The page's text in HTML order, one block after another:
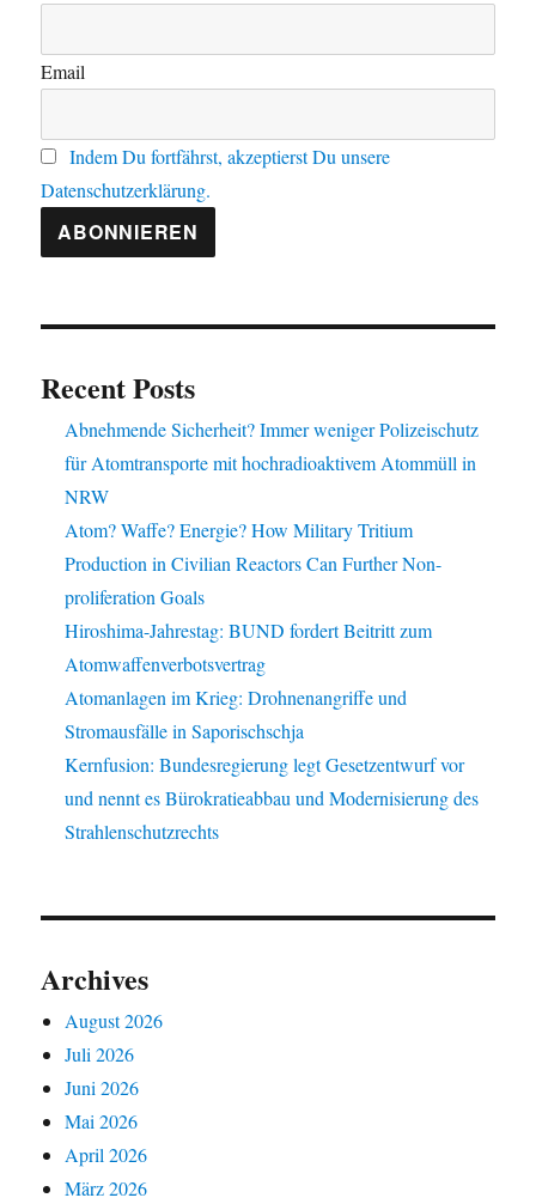
Email
Indem Du fortfährst, akzeptierst Du unsere
Datenschutzerklärung.
Recent Posts
Abnehmende Sicherheit? Immer weniger Polizeischutz
für Atomtransporte mit hochradioaktivem Atommüll in
NRW
Atom? Waffe? Energie? How Military Tritium
Production in Civilian Reactors Can Further Non-
proliferation Goals
Hiroshima-Jahrestag: BUND fordert Beitritt zum
Atomwaffenverbotsvertrag
Atomanlagen im Krieg: Drohnenangriffe und
Stromausfälle in Saporischschja
Kernfusion: Bundesregierung legt Gesetzentwurf vor
und nennt es Bürokratieabbau und Modernisierung des
Strahlenschutzrechts
Archives
August 2026
Juli 2026
Juni 2026
Mai 2026
April 2026
März 2026